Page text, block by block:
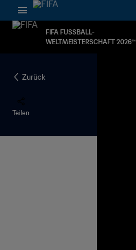
FIFA FUSSBALL-
WELTMEISTERSCHAFT 2026™
Zurück
Teilen